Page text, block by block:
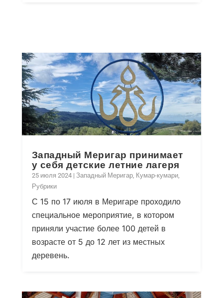
Западный Меригар принимает
у себя детские летние лагеря
25 июля 2024| Западный Меригар, Кумар-кумари,
Рубрики
С 15 по 17 июля в Меригаре проходило
специальное мероприятие, в котором
приняли участие более 100 детей в
возрасте от 5 до 12 лет из местных
деревень.